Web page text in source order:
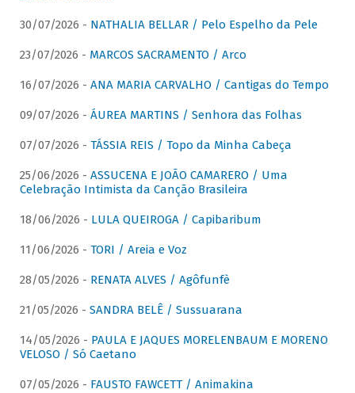
30/07/2026 - NATHALIA BELLAR / Pelo Espelho da Pele
23/07/2026 - MARCOS SACRAMENTO / Arco
16/07/2026 - ANA MARIA CARVALHO / Cantigas do Tempo
09/07/2026 - ÁUREA MARTINS / Senhora das Folhas
07/07/2026 - TÁSSIA REIS / Topo da Minha Cabeça
25/06/2026 - ASSUCENA E JOÃO CAMARERO / Uma
Celebração Intimista da Canção Brasileira
18/06/2026 - LULA QUEIROGA / Capibaribum
11/06/2026 - TORI / Areia e Voz
28/05/2026 - RENATA ALVES / Agôfunfè
21/05/2026 - SANDRA BELÊ / Sussuarana
14/05/2026 - PAULA E JAQUES MORELENBAUM E MORENO
VELOSO / Só Caetano
07/05/2026 - FAUSTO FAWCETT / Animakina